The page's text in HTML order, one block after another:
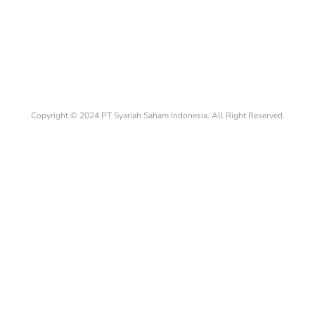
Copyright © 2024 PT Syariah Saham Indonesia. All Right Reserved.